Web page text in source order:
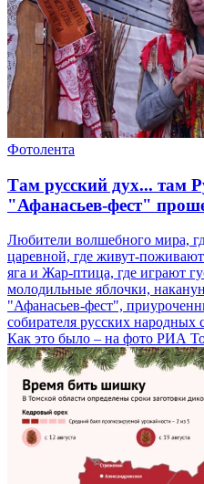
Фотолента
Там русский дух... там
"Афанасьев-фест"
Любители волшебного мира,
царевной, где живут-
яга и Жар-птица, где играют
молодильные яблочки,
"Афанасьев-фест",
собирателя русских народных
Как это было – на фото РИА